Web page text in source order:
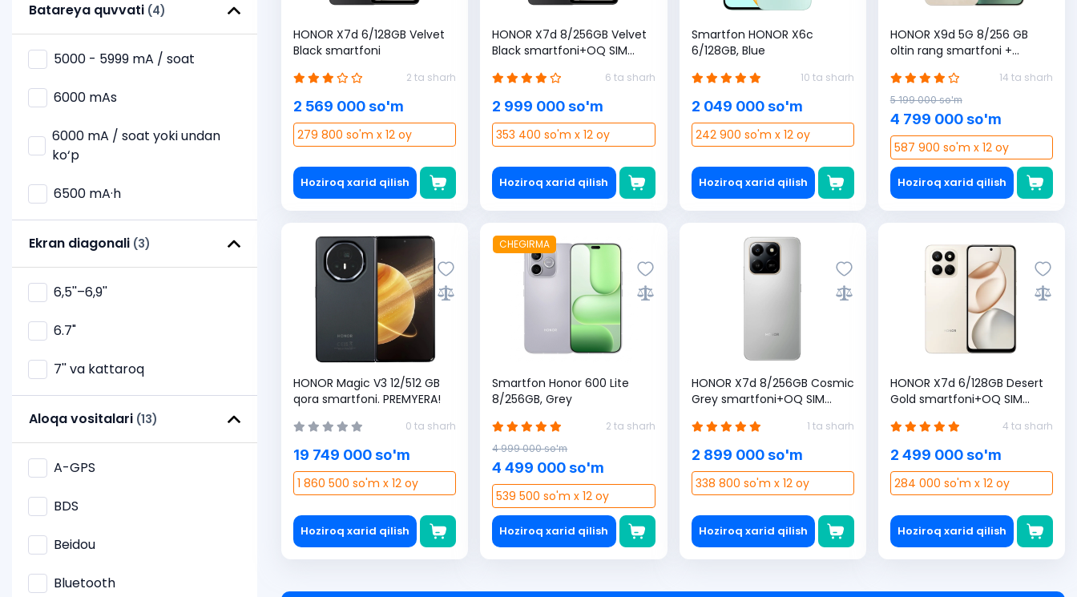
O‘yin o‘ynash uchun
Raqamli stabilizatsiyali
Simsiz quvvatlantirish bilan
Suvga chidamli
Ultra keng burchakli
obyektivli
funksiyasi bilan
Batareya quvvati (4)
5000 - 5999 mA / soat
6000 mAs
6000 mA / soat yoki undan
ko‘p
6500 mA·h
Ekran diagonali (3)
6,5''–6,9''
6.7"
7'' va kattaroq
Aloqa vositalari (13)
A-GPS
BDS
Beidou
Bluetooth
HONOR X7d 6/128GB Velvet
Black smartfoni
2 ta sharh
2 569 000 so'm
279 800 so'm x 12 oy
Hoziroq xarid qilish
HONOR X7d 8/256GB Velvet
Black smartfoni+OQ SIM
6 ta sharh
2 999 000 so'm
353 400 so'm x 12 oy
Hoziroq xarid qilish
Smartfon HONOR X6c
6/128GB, Blue
10 ta sharh
2 049 000 so'm
242 900 so'm x 12 oy
Hoziroq xarid qilish
HONOR X9d 5G 8/256 GB
oltin rang smartfoni +
yilga 365 GB bonus) 14 ta sharh
5 199 000 so'm
4 799 000 so'm
587 900 so'm x 12 oy
Hoziroq xarid qilish
HONOR Magic V3 12/512 GB
qora smartfoni. PREMYERA!
0 ta sharh
19 749 000 so'm
1 860 500 so'm x 12 oy
Hoziroq xarid qilish
CHEGIRMA
Smartfon Honor 600 Lite
8/256GB, Grey
2 ta sharh
4 999 000 so'm
4 499 000 so'm
539 500 so'm x 12 oy
Hoziroq xarid qilish
HONOR X7d 8/256GB Cosmic
Grey smartfoni+OQ SIM
1 ta sharh
2 899 000 so'm
338 800 so'm x 12 oy
Hoziroq xarid qilish
HONOR X7d 6/128GB Desert
Gold smartfoni+OQ SIM
4 ta sharh
2 499 000 so'm
284 000 so'm x 12 oy
Hoziroq xarid qilish